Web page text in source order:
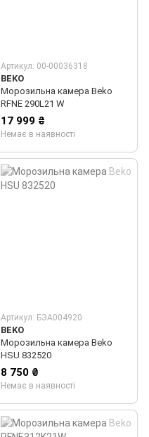
Артикул: 00-00036318
BEKO
Морозильна камера Beko
RFNE 290L21 W
17 999 ₴
Немає в наявності
Артикул: БЗА004920
BEKO
Морозильна камера Beko
HSU 832520
8 750 ₴
Немає в наявності